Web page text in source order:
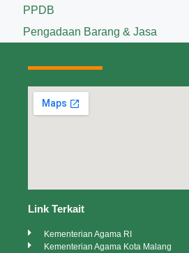
PPDB
Pengadaan Barang & Jasa
Link Terkait
Kementerian Agama RI
Kementerian Agama Kota Malang